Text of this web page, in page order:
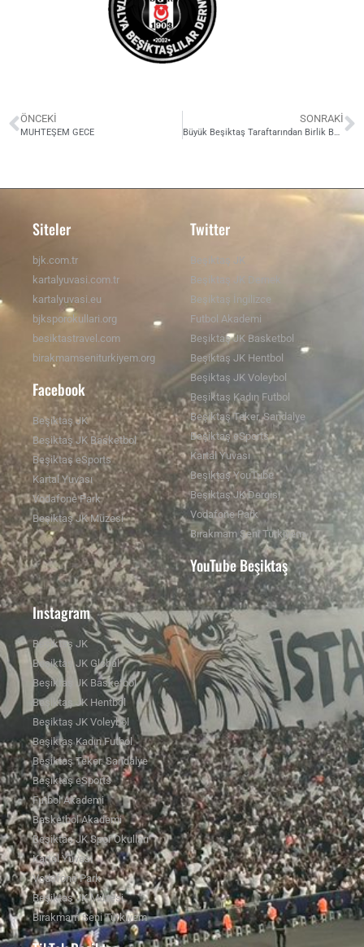
ÖNCEKI
MUHTEŞEM GECE
SONRAKI
Büyük Beşiktaş Taraftarından Birlik Beraberlik Yürüyüşü
Siteler
bjk.com.tr
kartalyuvasi.com.tr
kartalyuvasi.eu
bjksporokullari.org
besiktastravel.com
birakmamseniturkiyem.org
Facebook
Beşiktaş JK
Beşiktaş JK Basketbol
Beşiktaş eSports
Kartal Yuvası
Vodafone Park
Beşiktaş JK Müzesi
Twitter
Beşiktaş JK
Beşiktaş JK Dernek
Beşiktaş İngilizce
Futbol Akademi
Beşiktaş JK Basketbol
Beşiktaş JK Hentbol
Beşiktaş JK Voleybol
Beşiktaş Kadın Futbol
Beşiktaş Teker. Sandalye
Beşiktaş eSports
Kartal Yuvası
Beşiktaş YouTube
Beşiktaş JK Dergisi
Vodafone Park
Bırakmam Seni Türkiyem
YouTube Beşiktaş
Instagram
Beşiktaş JK
Beşiktaş JK Global
Beşiktaş JK Basketbol
Beşiktaş JK Hentbol
Beşiktaş JK Voleybol
Beşiktaş Kadın Futbol
Beşiktaş Teker. Sandalye
Beşiktaş eSports
Futbol Akademi
Basketbol Akademi
Beşiktaş JK Spor Okulları
Kartal Yuvası
Vodafone Park
Beşiktaş JK Müzesi
Bırakmam Seni Türkiyem